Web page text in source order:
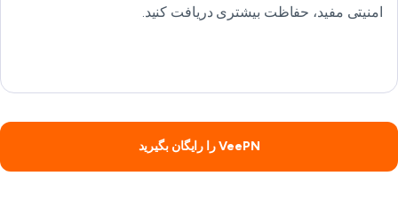
امنیتی مفید، حفاظت بیشتری دریافت کنید.
VeePN را رایگان بگیرید